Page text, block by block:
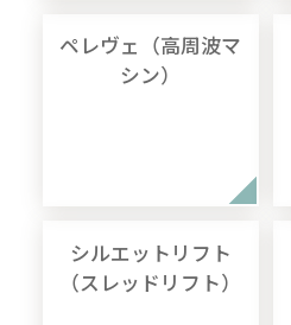
ペレヴェ（高周波マ
シン）
シルエットリフト
（スレッドリフト）